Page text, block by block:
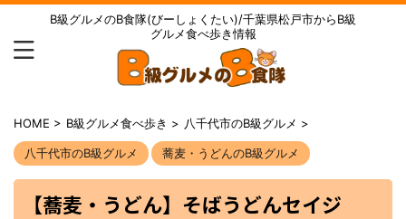
B級グルメのB食隊(びーしょくたい)/千葉県松戸市からB級
グルメ食べ歩き情報
HOME > B級グルメ食べ歩き > 八千代市のB級グルメ >
八千代市のB級グルメ 蕎麦・うどんのB級グルメ
【蕎麦・うどん】そばうどんセイジ